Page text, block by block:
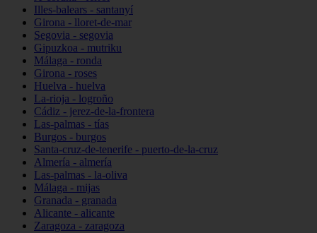
Illes-balears - santanyí
Girona - lloret-de-mar
Segovia - segovia
Gipuzkoa - mutriku
Málaga - ronda
Girona - roses
Huelva - huelva
La-rioja - logroño
Cádiz - jerez-de-la-frontera
Las-palmas - tías
Burgos - burgos
Santa-cruz-de-tenerife - puerto-de-la-cruz
Almería - almería
Las-palmas - la-oliva
Málaga - mijas
Granada - granada
Alicante - alicante
Zaragoza - zaragoza